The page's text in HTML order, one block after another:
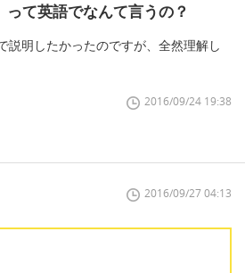
て英語でなんて言うの？
説明したかったのですが、全然理解し
2016/09/24 19:38
2016/09/27 04:13